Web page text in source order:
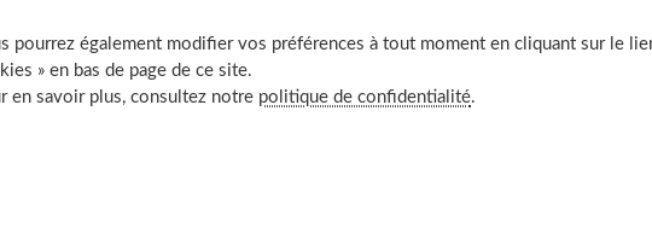
la prime naissance ou adoption ?
est une aide financière qui permet aux parents de couvrir les
l'adoption d'un enfant. Elle est
pourrez également modifier vos préférences à tout moment en cliquant sur le
» en bas de page de ce site.
en savoir plus, consultez notre politique de confidentialité.